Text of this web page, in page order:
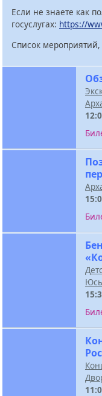
Если не знаете как
госуслугах: https://
Список